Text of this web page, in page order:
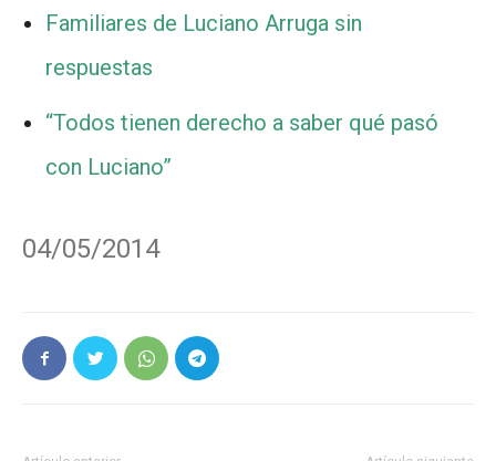
Familiares de Luciano Arruga sin
respuestas
“Todos tienen derecho a saber qué pasó
con Luciano”
04/05/2014